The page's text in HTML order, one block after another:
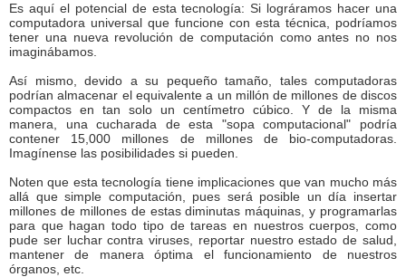
Es aquí el potencial de esta tecnología: Si lográramos hacer una
computadora universal que funcione con esta técnica, podríamos
tener una nueva revolución de computación como antes no nos
imaginábamos.
Así mismo, devido a su pequeño tamaño, tales computadoras
podrían almacenar el equivalente a un millón de millones de discos
compactos en tan solo un centímetro cúbico. Y de la misma
manera, una cucharada de esta "sopa computacional" podría
contener 15,000 millones de millones de bio-computadoras.
Imagínense las posibilidades si pueden.
Noten que esta tecnología tiene implicaciones que van mucho más
allá que simple computación, pues será posible un día insertar
millones de millones de estas diminutas máquinas, y programarlas
para que hagan todo tipo de tareas en nuestros cuerpos, como
pude ser luchar contra viruses, reportar nuestro estado de salud,
mantener de manera óptima el funcionamiento de nuestros
órganos, etc.